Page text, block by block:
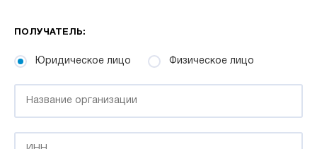
ПОЛУЧАТЕЛЬ:
Юридическое лицо Физическое лицо